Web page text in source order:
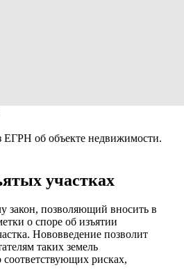
ЕГРН об объекте недвижимости.
участках
закон, позволяющий вносить в
о споре об изъятии
Нововведение позволит
таких земель
соответствующих рисках,